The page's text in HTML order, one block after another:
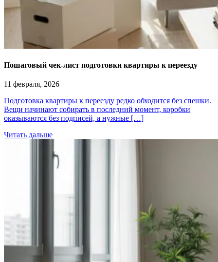
Пошаговый чек-лист подготовки квартиры к переезду
11 февраля, 2026
Подготовка квартиры к переезду редко обходится без спешки.
Вещи начинают собирать в последний момент, коробки
оказываются без подписей, а нужные […]
Читать дальше